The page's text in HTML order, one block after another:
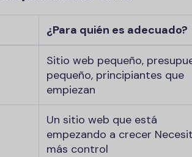
¿Para quién es adecuado?
Sitio web pequeño,
pequeño, principiantes que
empiezan
Un sitio web que está
empezando a crecer
más control